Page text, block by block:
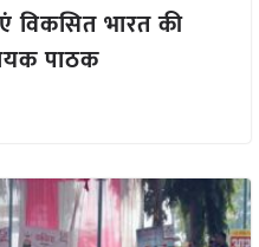
विकसित भारत की
पाठक